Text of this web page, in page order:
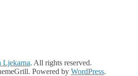
Ljekarna. All rights reserved.
Powered by WordPress.